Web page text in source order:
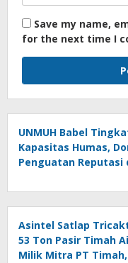
Save my name,
for the next time I
UNMUH Babel
Kapasitas Humas,
Penguatan Reputasi
Asintel Satlap
53 Ton Pasir Timah
Milik Mitra PT